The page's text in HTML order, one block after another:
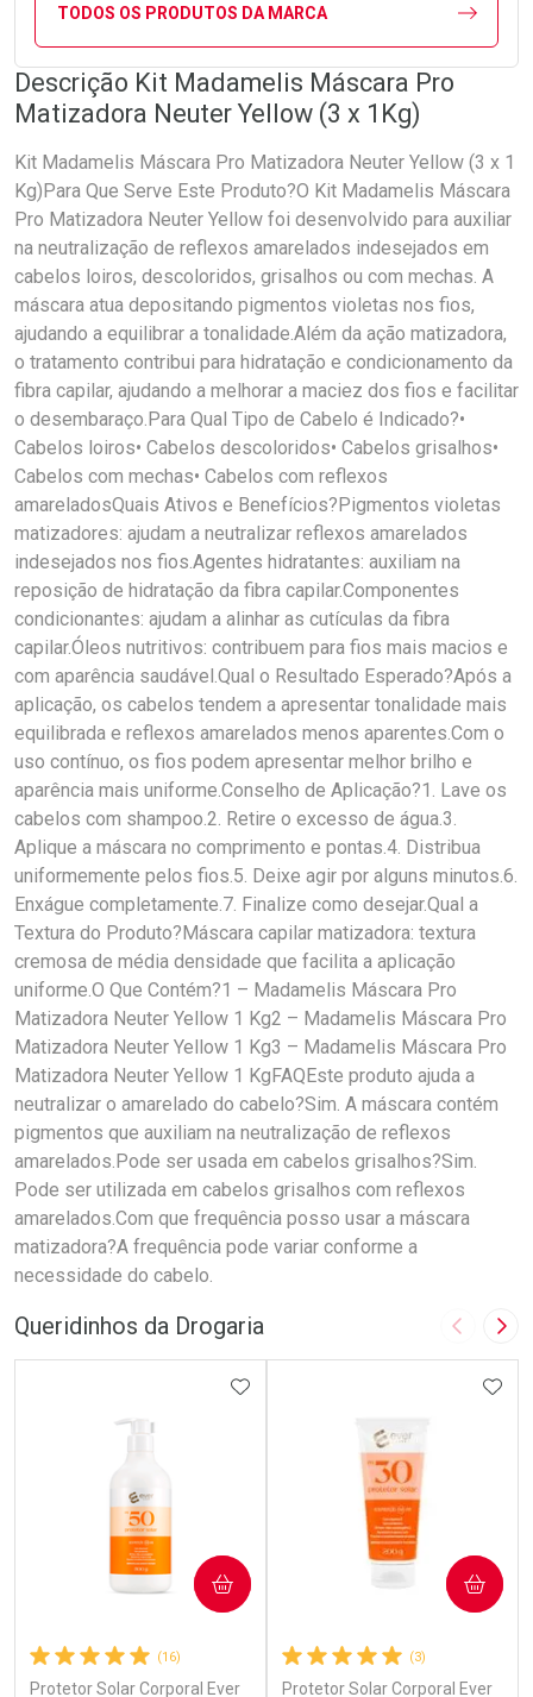
TODOS OS PRODUTOS DA MARCA
Descrição Kit Madamelis Máscara Pro
Matizadora Neuter Yellow (3 x 1Kg)
Kit Madamelis Máscara Pro Matizadora Neuter Yellow (3 x 1
Kg)Para Que Serve Este Produto?O Kit Madamelis Máscara
Pro Matizadora Neuter Yellow foi desenvolvido para auxiliar
na neutralização de reflexos amarelados indesejados em
cabelos loiros, descoloridos, grisalhos ou com mechas. A
máscara atua depositando pigmentos violetas nos fios,
ajudando a equilibrar a tonalidade.Além da ação matizadora,
o tratamento contribui para hidratação e condicionamento da
fibra capilar, ajudando a melhorar a maciez dos fios e facilitar
o desembaraço.Para Qual Tipo de Cabelo é Indicado?•
Cabelos loiros• Cabelos descoloridos• Cabelos grisalhos•
Cabelos com mechas• Cabelos com reflexos
amareladosQuais Ativos e Benefícios?Pigmentos violetas
matizadores: ajudam a neutralizar reflexos amarelados
indesejados nos fios.Agentes hidratantes: auxiliam na
reposição de hidratação da fibra capilar.Componentes
condicionantes: ajudam a alinhar as cutículas da fibra
capilar.Óleos nutritivos: contribuem para fios mais macios e
com aparência saudável.Qual o Resultado Esperado?Após a
aplicação, os cabelos tendem a apresentar tonalidade mais
equilibrada e reflexos amarelados menos aparentes.Com o
uso contínuo, os fios podem apresentar melhor brilho e
aparência mais uniforme.Conselho de Aplicação?1. Lave os
cabelos com shampoo.2. Retire o excesso de água.3.
Aplique a máscara no comprimento e pontas.4. Distribua
uniformemente pelos fios.5. Deixe agir por alguns minutos.6.
Enxágue completamente.7. Finalize como desejar.Qual a
Textura do Produto?Máscara capilar matizadora: textura
cremosa de média densidade que facilita a aplicação
uniforme.O Que Contém?1 – Madamelis Máscara Pro
Matizadora Neuter Yellow 1 Kg2 – Madamelis Máscara Pro
Matizadora Neuter Yellow 1 Kg3 – Madamelis Máscara Pro
Matizadora Neuter Yellow 1 KgFAQEste produto ajuda a
neutralizar o amarelado do cabelo?Sim. A máscara contém
pigmentos que auxiliam na neutralização de reflexos
amarelados.Pode ser usada em cabelos grisalhos?Sim.
Pode ser utilizada em cabelos grisalhos com reflexos
amarelados.Com que frequência posso usar a máscara
matizadora?A frequência pode variar conforme a
necessidade do cabelo.
Queridinhos da Drogaria Imagem
(16)
Protetor Solar Corporal Ever
ADICIONAR AOS FAVORITOS
COMPRAR
(3)
Protetor Solar Corporal Ever
COMPRAR